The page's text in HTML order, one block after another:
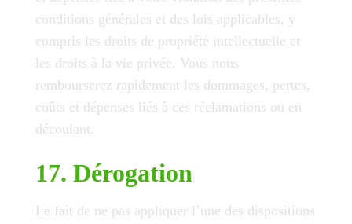
conditions générales et des lois applicables, y
compris les droits de propriété intellectuelle et
les droits à la vie privée. Vous nous
rembourserez rapidement les dommages, pertes,
coûts et dépenses liés à ces réclamations ou en
découlant.
17. Dérogation
Le fait de ne pas appliquer l’une des dispositions